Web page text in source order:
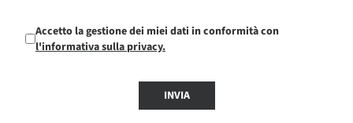
Accetto la gestione dei miei dati in conformità con
l'informativa sulla privacy.
INVIA